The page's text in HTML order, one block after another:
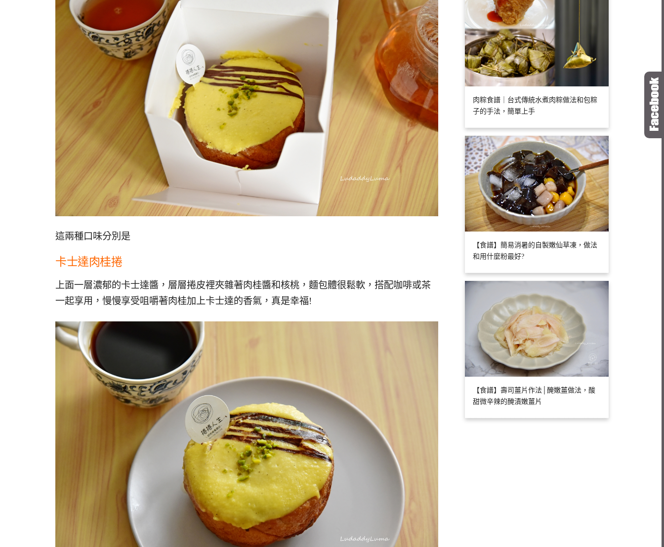
這兩種口味分別是
卡士達肉桂捲
上面一層濃郁的卡士達醬，層層捲皮裡夾雜著肉桂醬和核桃，麵包體很鬆軟，搭配咖啡或茶
一起享用，慢慢享受咀嚼著肉桂加上卡士達的香氣，真是幸福!
肉粽食譜｜台式傳統水煮肉粽做法和包粽
子的手法，簡單上手
【食譜】簡易消暑的自製嫩仙草凍，做法
和用什麼粉最好?
【食譜】壽司薑片作法│醃嫩薑做法，酸
甜微辛辣的醃漬嫩薑片